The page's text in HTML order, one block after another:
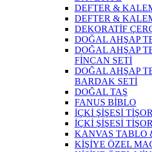
DEFTER &
DEFTER &
DEKORATİF
DOĞAL AHŞAP
DOĞAL AHŞAP
FİNCAN SETİ
DOĞAL AHŞAP
BARDAK SETİ
DOĞAL TAŞ
FANUS BİBLO
İÇKİ ŞİŞESİ
İÇKİ ŞİŞESİ
KANVAS TABLO
KİŞİYE ÖZEL